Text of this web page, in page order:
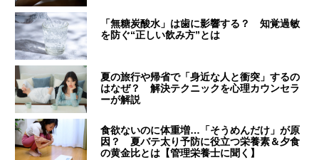
「無糖炭酸水」は歯に影響する？ 知覚過敏
を防ぐ“正しい飲み方”とは
夏の旅行や帰省で「身近な人と衝突」するの
はなぜ？ 解決テクニックを心理カウンセラ
ーが解説
食欲ないのに体重増…「そうめんだけ」が原
因？ 夏バテ太り予防に役立つ栄養素＆夕食
の黄金比とは【管理栄養士に聞く】